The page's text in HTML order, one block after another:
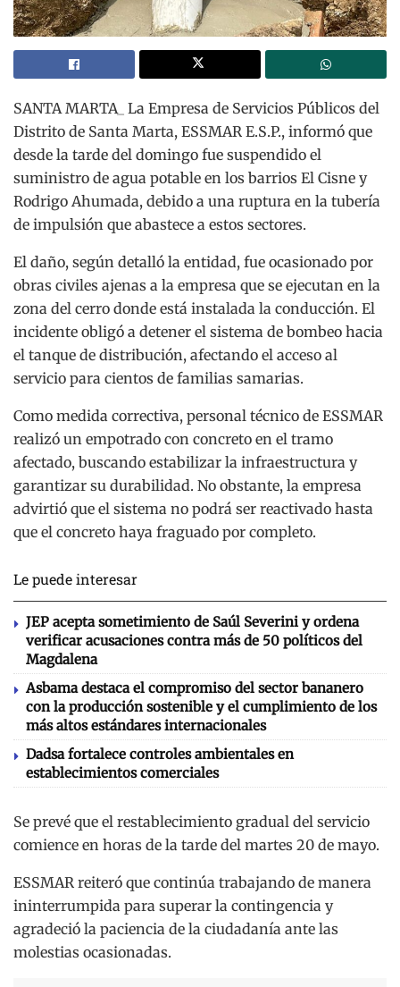
SANTA MARTA_ La Empresa de Servicios Públicos del
Distrito de Santa Marta, ESSMAR E.S.P., informó que
desde la tarde del domingo fue suspendido el
suministro de agua potable en los barrios El Cisne y
Rodrigo Ahumada, debido a una ruptura en la tubería
de impulsión que abastece a estos sectores.
El daño, según detalló la entidad, fue ocasionado por
obras civiles ajenas a la empresa que se ejecutan en la
zona del cerro donde está instalada la conducción. El
incidente obligó a detener el sistema de bombeo hacia
el tanque de distribución, afectando el acceso al
servicio para cientos de familias samarias.
Como medida correctiva, personal técnico de ESSMAR
realizó un empotrado con concreto en el tramo
afectado, buscando estabilizar la infraestructura y
garantizar su durabilidad. No obstante, la empresa
advirtió que el sistema no podrá ser reactivado hasta
que el concreto haya fraguado por completo.
Le puede interesar
JEP acepta sometimiento de Saúl Severini y ordena
verificar acusaciones contra más de 50 políticos del
Magdalena
Asbama destaca el compromiso del sector bananero
con la producción sostenible y el cumplimiento de los
más altos estándares internacionales
Dadsa fortalece controles ambientales en
establecimientos comerciales
Se prevé que el restablecimiento gradual del servicio
comience en horas de la tarde del martes 20 de mayo.
ESSMAR reiteró que continúa trabajando de manera
ininterrumpida para superar la contingencia y
agradeció la paciencia de la ciudadanía ante las
molestias ocasionadas.